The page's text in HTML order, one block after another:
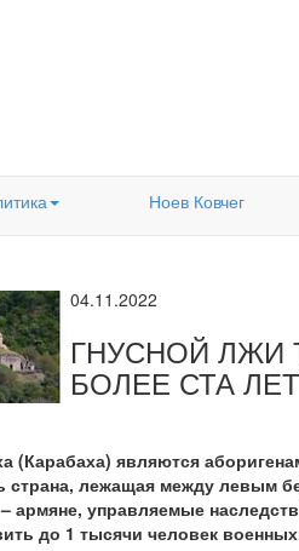
Ноев Ковчег
04.11.2022
ГНУСНОЙ ЛЖИ
БОЛЕЕ СТА ЛЕТ
(Карабаха) являются
страна, лежащая между левым
армяне, управляемые
до 1 тысячи человек